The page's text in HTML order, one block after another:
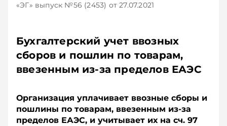
«ЭГ» выпуск №56 (2453) от 27.07.2021
Бухгалтерский учет ввозных
сборов и пошлин по товарам,
ввезенным из-за пределов ЕАЭС
Организация уплачивает ввозные сборы и
пошлины по товарам, ввезенным из-за
пределов ЕАЭС, и учитывает их на сч. 97